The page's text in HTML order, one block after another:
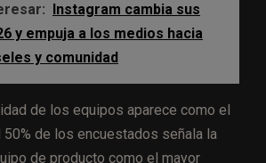
Instagram cambia sus
y empuja a los medios hacia
y comunidad
de los equipos aparece como el
50% de los encuestados señala la
de producto como el mayor